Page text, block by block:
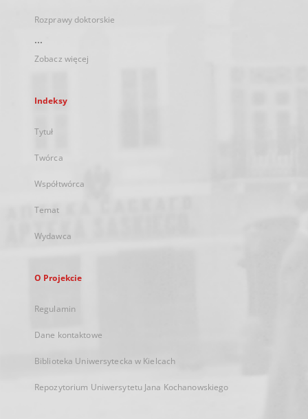
Rozprawy doktorskie
...
Zobacz więcej
Indeksy
Tytuł
Twórca
Współtwórca
Temat
Wydawca
O Projekcie
Regulamin
Dane kontaktowe
Biblioteka Uniwersytecka w Kielcach
Repozytorium Uniwersytetu Jana Kochanowskiego